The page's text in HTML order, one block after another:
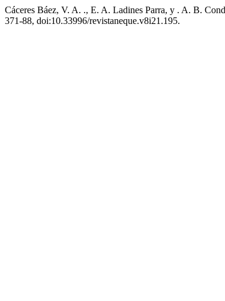
Cáceres Báez, V. A. ., E. A. Ladines Parra, y . A. B.
371-88, doi:10.33996/revistaneque.v8i21.195.